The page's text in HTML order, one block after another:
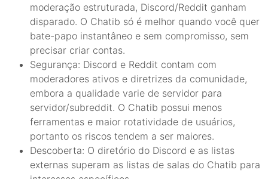
moderação estruturada, Discord/Reddit ganham
disparado. O Chatib só é melhor quando você quer
bate-papo instantâneo e sem compromisso, sem
precisar criar contas.
Segurança: Discord e Reddit contam com
moderadores ativos e diretrizes da comunidade,
embora a qualidade varie de servidor para
servidor/subreddit. O Chatib possui menos
ferramentas e maior rotatividade de usuários,
portanto os riscos tendem a ser maiores.
Descoberta: O diretório do Discord e as listas
externas superam as listas de salas do Chatib para